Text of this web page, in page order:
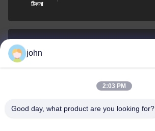
ঠিকানা
0086-153-7406-6785
john
2:03 PM
Good day, what product are you looking for?